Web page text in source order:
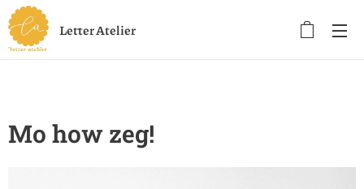
Letter Atelier
Mo how zeg!